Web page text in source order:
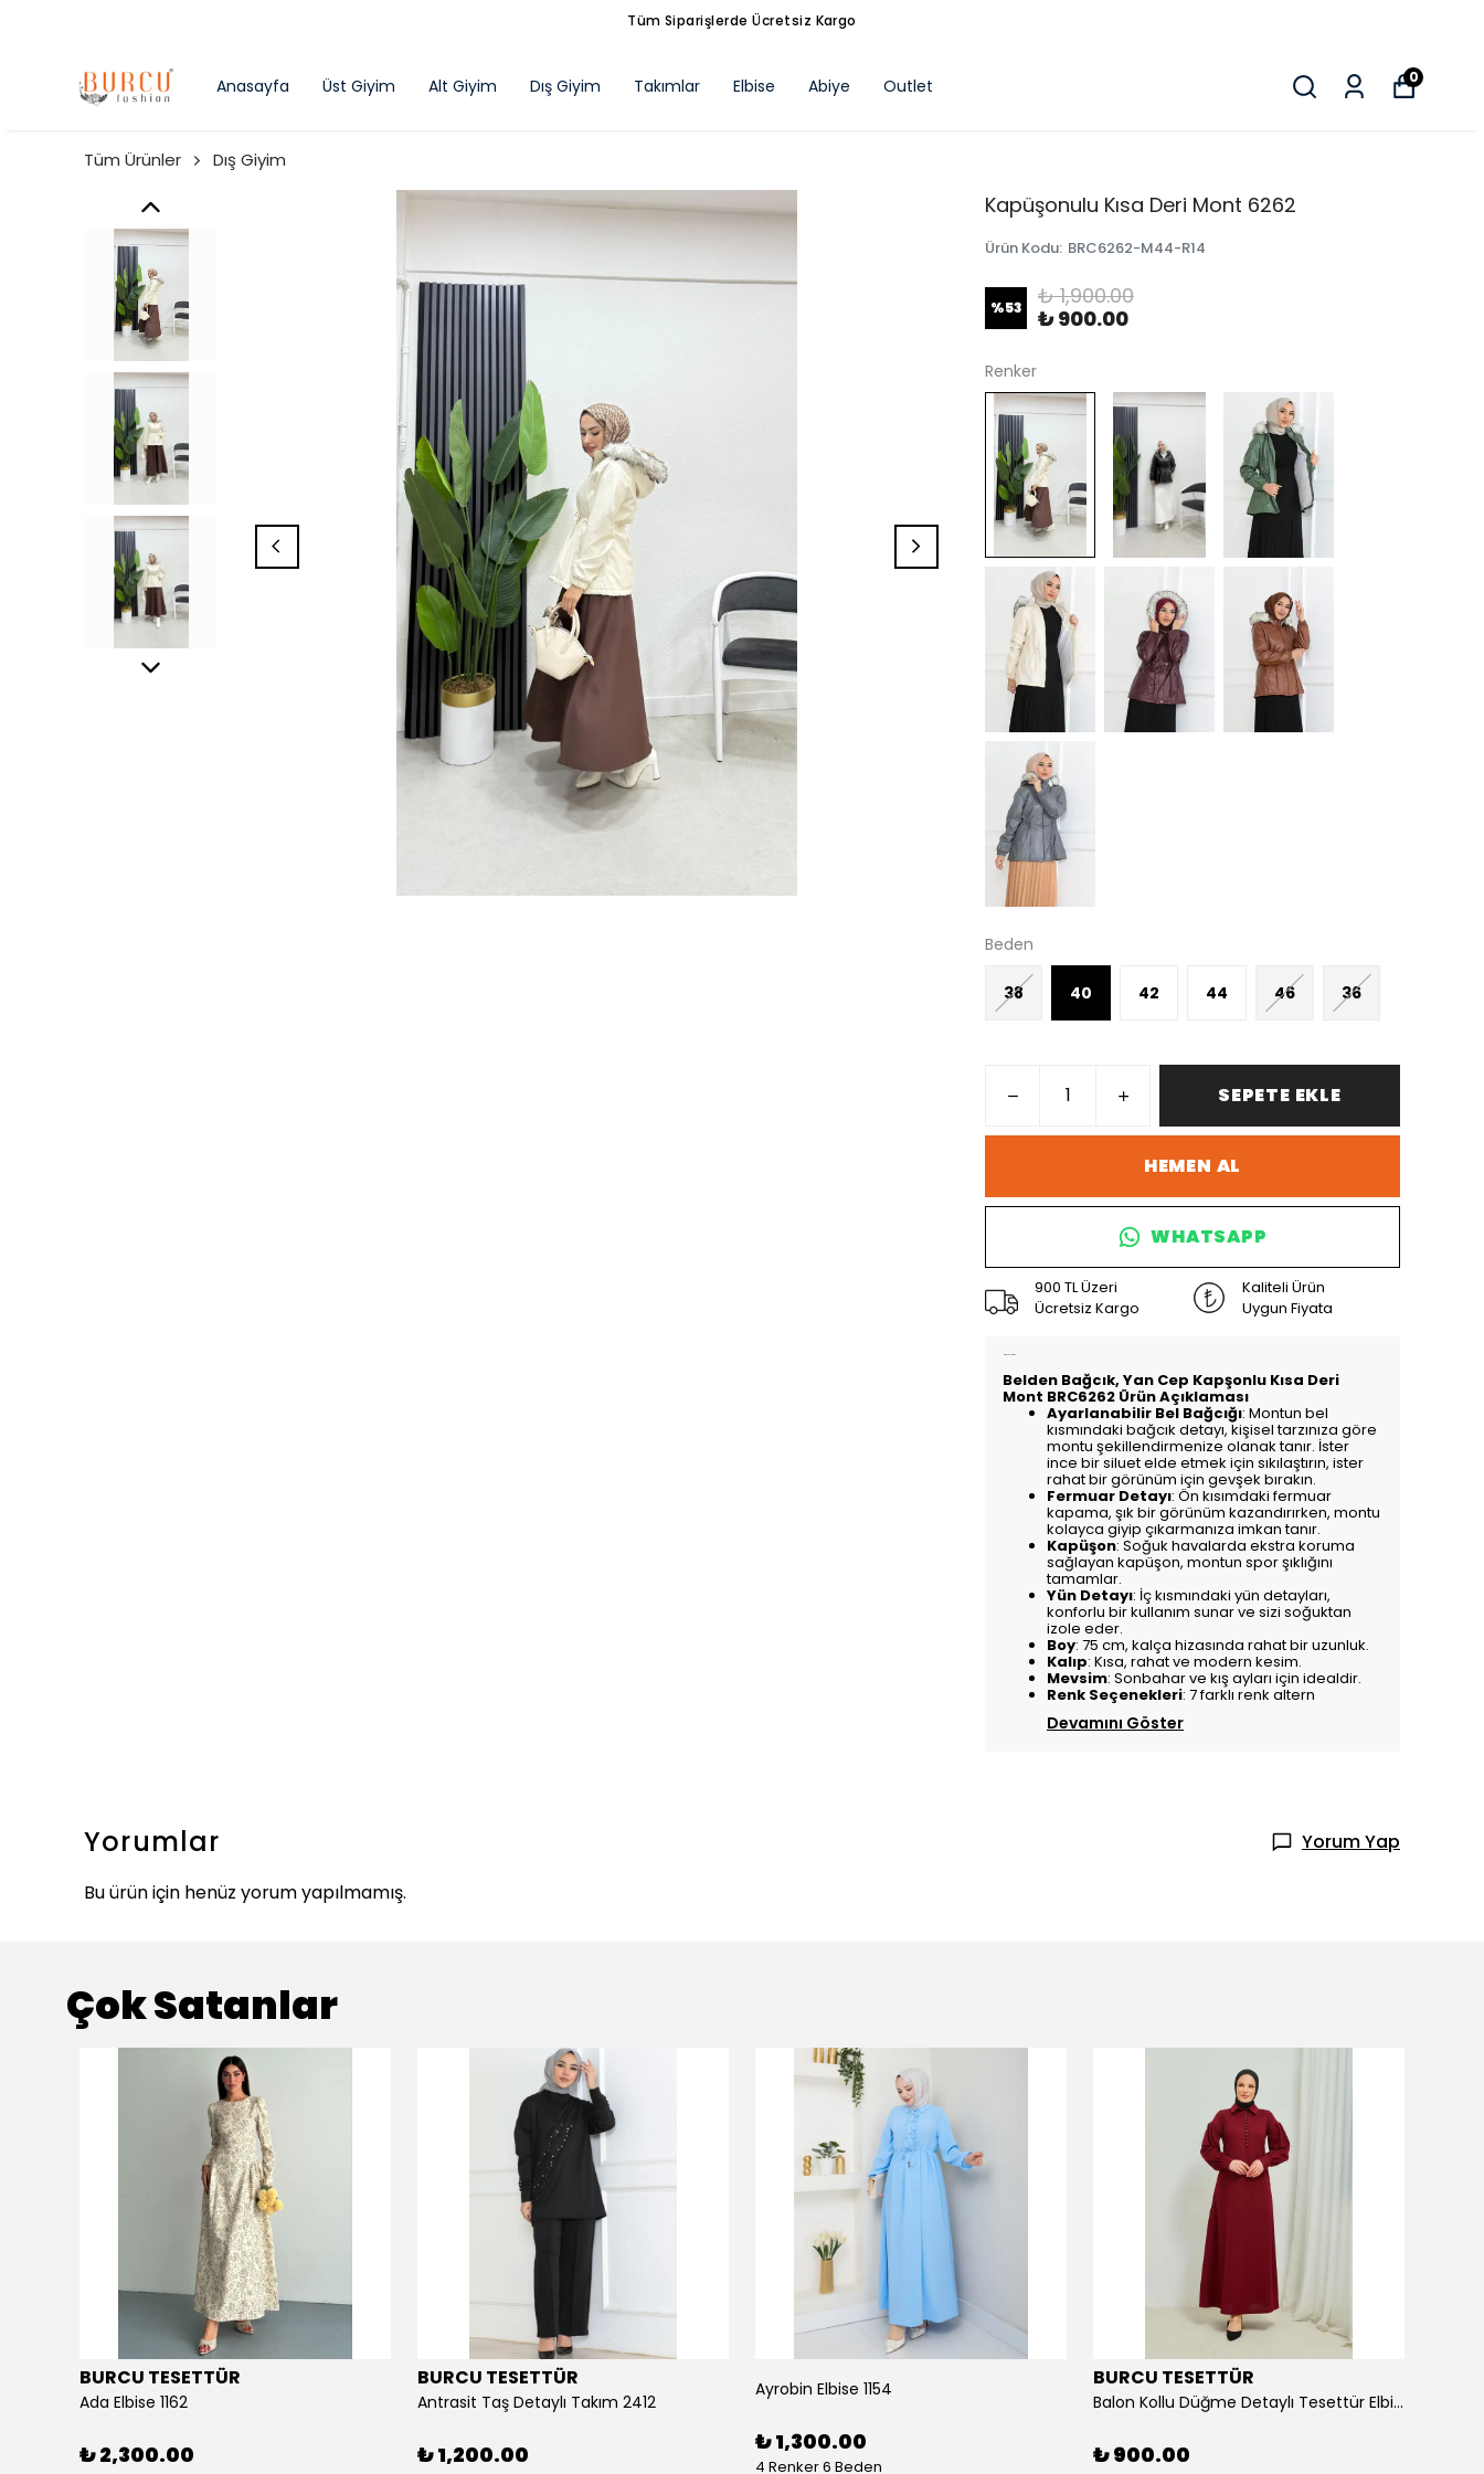
Tüm Siparişlerde Ücretsiz Kargo
Anasayfa Üst Giyim Alt Giyim Dış Giyim Takımlar Elbise Abiye Outlet 0
Tüm Ürünler Dış Giyim
Kapüşonulu Kısa Deri Mont 6262
Ürün Kodu: BRC6262-M44-R14
%53
₺ 1,900.00
₺ 900.00
Renker
Beden
38 40 42 44 46 36
SEPETE EKLE
HEMEN AL
WHATSAPP
900 TL Üzeri
Ücretsiz Kargo
Kaliteli Ürün
Uygun Fiyata
Belden Bağcık, Yan Cep Kapşonlu Kısa Deri
Mont BRC6262 Ürün Açıklaması
Ayarlanabilir Bel Bağcığı: Montun bel
kısmındaki bağcık detayı, kişisel tarzınıza göre
montu şekillendirmenize olanak tanır. İster
ince bir siluet elde etmek için sıkılaştırın, ister
rahat bir görünüm için gevşek bırakın.
Fermuar Detayı: Ön kısımdaki fermuar
kapama, şık bir görünüm kazandırırken, montu
kolayca giyip çıkarmanıza imkan tanır.
Kapüşon: Soğuk havalarda ekstra koruma
sağlayan kapüşon, montun spor şıklığını
tamamlar.
Yün Detayı: İç kısmındaki yün detayları,
konforlu bir kullanım sunar ve sizi soğuktan
izole eder.
Boy: 75 cm, kalça hizasında rahat bir uzunluk.
Kalıp: Kısa, rahat ve modern kesim.
Mevsim: Sonbahar ve kış ayları için idealdir.
Renk Seçenekleri: 7 farklı renk altern
Devamını Göster
Yorumlar
Yorum Yap
Bu ürün için henüz yorum yapılmamış.
Çok Satanlar
BURCU TESETTÜR
Ada Elbise 1162
₺ 2,300.00
BURCU TESETTÜR
Antrasit Taş Detaylı Takım 2412
₺ 1,200.00
Ayrobin Elbise 1154
₺ 1,300.00
4 Renker 6 Beden
BURCU TESETTÜR
Balon Kollu Düğme Detaylı Tesettür Elbise 11m02
₺ 900.00